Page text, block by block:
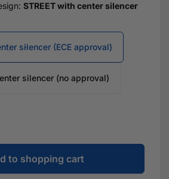
STREET with center silencer
silencer (ECE approval)
silencer (no approval)
to shopping cart